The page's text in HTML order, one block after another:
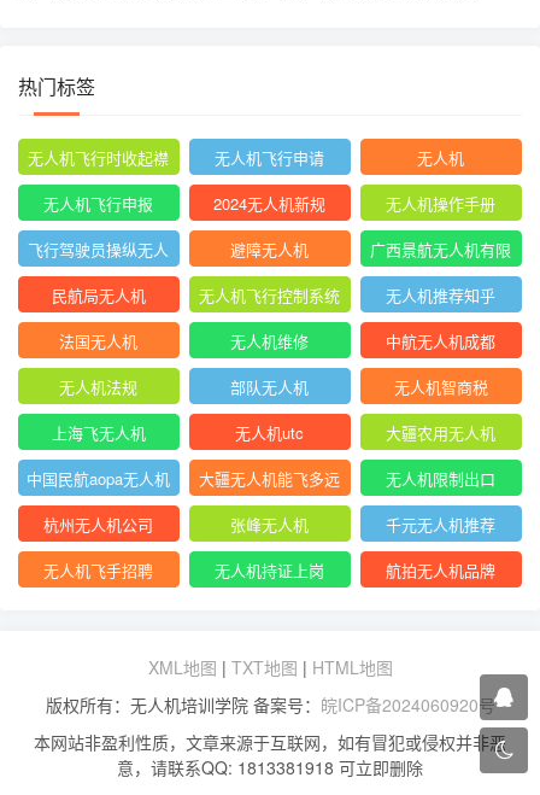
热门标签
无人机飞行时收起襟
翼
无人机飞行申请
无人机
无人机飞行申报
2024无人机新规
无人机操作手册
飞行驾驶员操纵无人
机坡度转弯时
避障无人机
广西景航无人机有限
公司官网首页
民航局无人机
无人机飞行控制系统
中的pid控制器
无人机推荐知乎
法国无人机
无人机维修
中航无人机成都
无人机法规
部队无人机
无人机智商税
上海飞无人机
无人机utc
大疆农用无人机
中国民航aopa无人机
驾驶员合格证
大疆无人机能飞多远
无人机限制出口
杭州无人机公司
张峰无人机
千元无人机推荐
无人机飞手招聘
无人机持证上岗 航拍无人机品牌
XML地图 | TXT地图 | HTML地图
版权所有：无人机培训学院 备案号： 皖ICP备2024060920号
本网站非盈利性质，文章来源于互联网，如有冒犯或侵权并非恶
意，请联系QQ: 1813381918 可立即删除